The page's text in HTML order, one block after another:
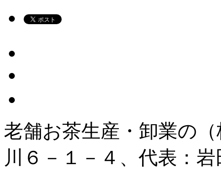
老舗お茶生産・卸業の
川６－１－４、代表：